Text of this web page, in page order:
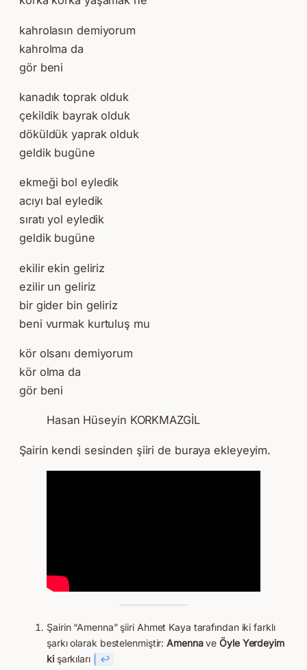
kahrolasın demiyorum
kahrolma da
gör beni
kanadık toprak olduk
çekildik bayrak olduk
döküldük yaprak olduk
geldik bugüne
ekmeği bol eyledik
acıyı bal eyledik
sıratı yol eyledik
geldik bugüne
ekilir ekin geliriz
ezilir un geliriz
bir gider bin geliriz
beni vurmak kurtuluş mu
kör olsanı demiyorum
kör olma da
gör beni
Hasan Hüseyin KORKMAZGİL
Şairin kendi sesinden şiiri de buraya ekleyeyim.
Şairin “Amenna” şiiri Ahmet Kaya tarafından iki farklı
şarkı olarak bestelenmiştir:AmennaveÖyle Yerdeyim
kişarkıları ↩︎